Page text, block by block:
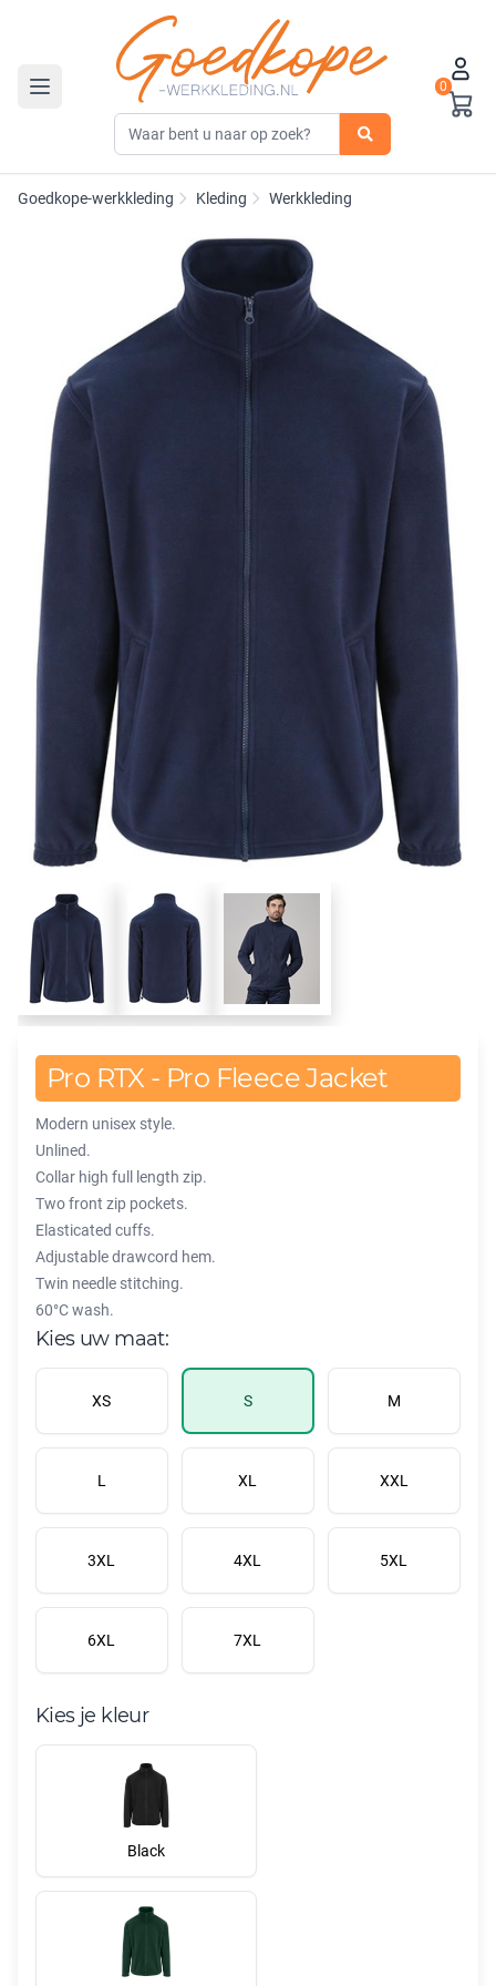
Toggle navigation
0
Goedkope-werkkleding Kleding Werkkleding
Pro RTX - Pro Fleece Jacket
Modern unisex style.
Unlined.
Collar high full length zip.
Two front zip pockets.
Elasticated cuffs.
Adjustable drawcord hem.
Twin needle stitching.
60°C wash.
Kies uw maat:
XS S M
L XL XXL
3XL 4XL 5XL
6XL 7XL
Kies je kleur
Black